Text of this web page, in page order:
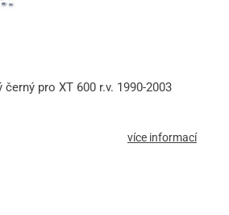
pro XT 600 r.v. 1990-2003
více informací